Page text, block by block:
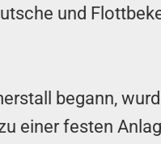
und
begann,
einer festen